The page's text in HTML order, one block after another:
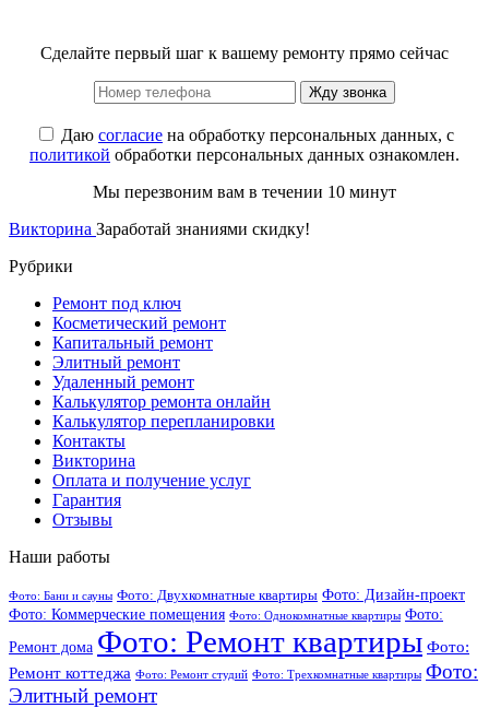
Сделайте первый шаг к вашему ремонту прямо сейчас
Жду звонка
Даю согласие на обработку персональных данных, с
политикой обработки персональных данных ознакомлен.
Мы перезвоним вам в течении 10 минут
Викторина Заработай знаниями скидку!
Рубрики
Ремонт под ключ
Косметический ремонт
Капитальный ремонт
Элитный ремонт
Удаленный ремонт
Калькулятор ремонта онлайн
Калькулятор перепланировки
Контакты
Викторина
Оплата и получение услуг
Гарантия
Отзывы
Наши работы
Фото: Бани и сауны Фото: Двухкомнатные квартиры Фото: Дизайн-проект
Фото: Коммерческие помещения Фото: Однокомнатные квартиры Фото:
Ремонт дома Фото: Ремонт квартиры Фото:
Ремонт коттеджа Фото: Ремонт студий Фото: Трехкомнатные квартиры Фото:
Элитный ремонт